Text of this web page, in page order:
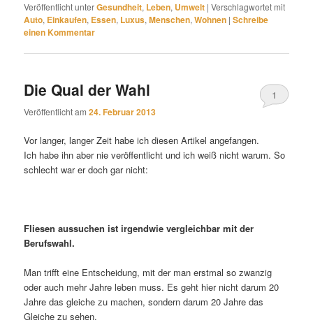
Veröffentlicht unterGesundheit, Leben, Umwelt |Verschlagwortet mit
Auto, Einkaufen, Essen, Luxus,Menschen,Wohnen |Schreibe
einen Kommentar
Die Qual der Wahl
Veröffentlicht am24. Februar 2013
1
Vor langer, langer Zeit habe ich diesen Artikel angefangen.
Ich habe ihn aber nie veröffentlicht und ich weiß nicht warum. So
schlecht war er doch gar nicht:
Fliesen aussuchen ist irgendwie vergleichbar mit der
Berufswahl.
Man trifft eine Entscheidung, mit der man erstmal so zwanzig
oder auch mehr Jahre leben muss. Es geht hier nicht darum 20
Jahre das gleiche zu machen, sondern darum 20 Jahre das
Gleiche zu sehen.